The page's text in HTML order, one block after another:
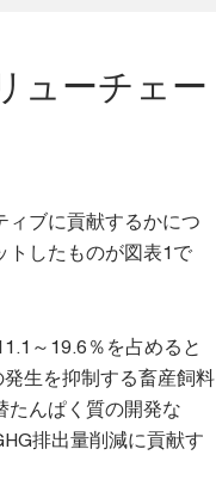
ューチェー
ィブに貢献するかにつ
トしたものが図表1で
～19.6％を占めると
生を抑制する畜産飼料
たんぱく質の開発な
排出量削減に貢献す